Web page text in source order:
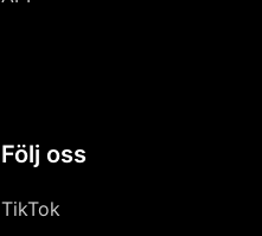
Följ oss
TikTok